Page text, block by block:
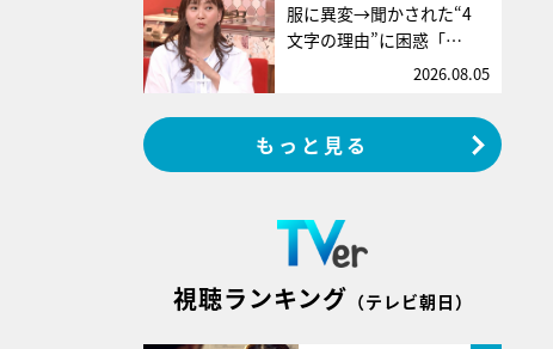
服に異変→聞かされた“4
文字の理由”に困惑「…
2026.08.05
もっと見る
視聴ランキング （テレビ朝日）